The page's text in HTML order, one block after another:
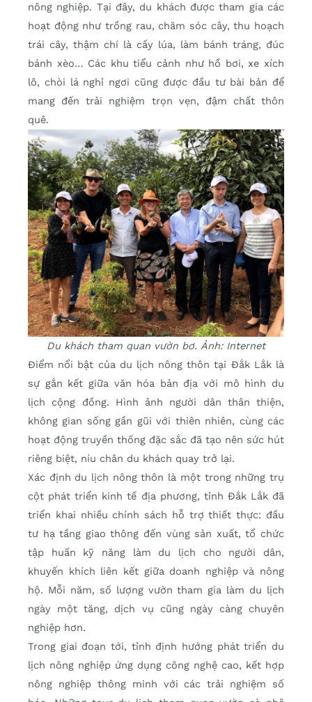
nông nghiệp. Tại đây, du khách được tham gia các
hoạt động như trồng rau, chăm sóc cây, thu hoạch
trái cây, thậm chí là cấy lúa, làm bánh tráng, đúc
bánh xèo… Các khu tiểu cảnh như hồ bơi, xe xích
lô, chòi lá nghỉ ngơi cũng được đầu tư bài bản để
mang đến trải nghiệm trọn vẹn, đậm chất thôn
quê.
Du khách tham quan vườn bơ. Ảnh: Internet
Điểm nổi bật của du lịch nông thôn tại Đắk Lắk là
sự gắn kết giữa văn hóa bản địa với mô hình du
lịch cộng đồng. Hình ảnh người dân thân thiện,
không gian sống gần gũi với thiên nhiên, cùng các
hoạt động truyền thống đặc sắc đã tạo nên sức hút
riêng biệt, níu chân du khách quay trở lại.
Xác định du lịch nông thôn là một trong những trụ
cột phát triển kinh tế địa phương, tỉnh Đắk Lắk đã
triển khai nhiều chính sách hỗ trợ thiết thực: đầu
tư hạ tầng giao thông đến vùng sản xuất, tổ chức
tập huấn kỹ năng làm du lịch cho người dân,
khuyến khích liên kết giữa doanh nghiệp và nông
hộ. Mỗi năm, số lượng vườn tham gia làm du lịch
ngày một tăng, dịch vụ cũng ngày càng chuyên
nghiệp hơn.
Trong giai đoạn tới, tỉnh định hướng phát triển du
lịch nông nghiệp ứng dụng công nghệ cao, kết hợp
nông nghiệp thông minh với các trải nghiệm số